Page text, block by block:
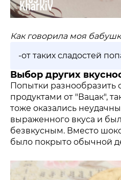
Как говорила моя
-от таких сладостей
Выбор других
Попытки разнообразить
продуктами от "Вацак",
тоже оказались
выраженного вкуса и
безвкусным. Вместо
было покрыто обычной